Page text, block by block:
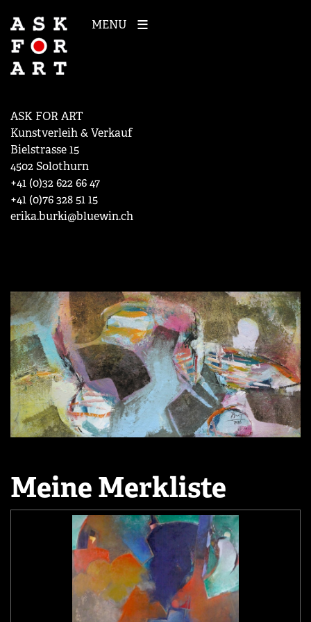
MENU
ASK FOR ART
Kunstverleih & Verkauf
Bielstrasse 15
4502 Solothurn
+41 (0)32 622 66 47
+41 (0)76 328 51 15
erika.burki@bluewin.ch
Meine Merkliste